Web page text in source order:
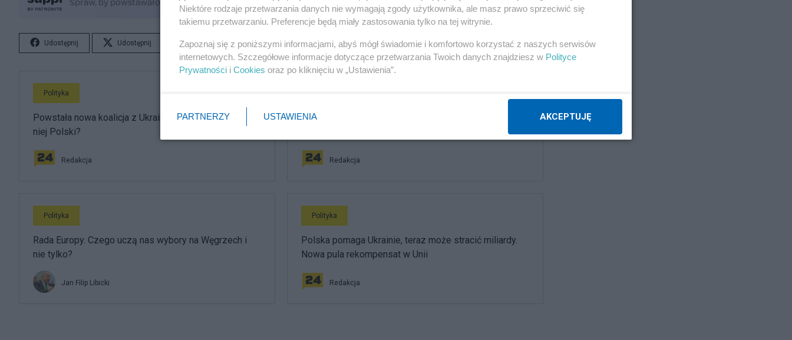
Udostępnij Udostępnij Lubię to! Skomentuj 29 Obserwuj notkę
Polityka
Powstała nowa koalicja z Ukrainą. Dlaczego nie ma w
niej Polski?
Redakcja
Klimatyzacja tylko dla wybranych. Upał wywołał aferę w
Redakcja
Polityka
Rada Europy. Czego uczą nas wybory na Węgrzech i
nie tylko?
Jan Filip Libicki
Polityka
Polska pomaga Ukrainie, teraz może stracić miliardy.
Nowa pula rekompensat w Unii
Redakcja
Niektóre rodzaje przetwarzania danych nie wymagają zgody użytkownika, ale masz prawo sprzeciwić się
takiemu przetwarzaniu. Preferencje będą miały zastosowania tylko na tej witrynie.
Zapoznaj się z poniższymi informacjami, abyś mógł świadomie i komfortowo korzystać z naszych serwisów
internetowych. Szczegółowe informacje dotyczące przetwarzania Twoich danych znajdziesz w Polityce
Prywatności i Cookies oraz po kliknięciu w „Ustawienia”.
PARTNERZY USTAWIENIA AKCEPTUJĘ